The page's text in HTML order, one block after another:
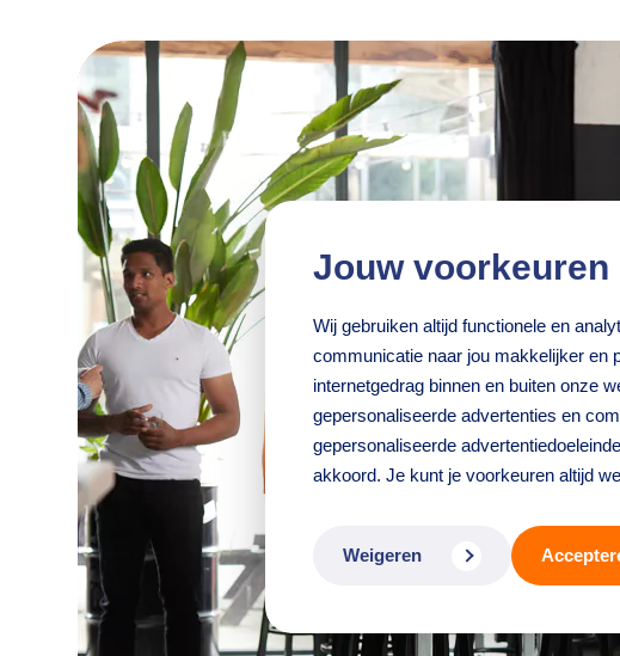
Jouw voorkeuren
Wij gebruiken altijd functionele en
communicatie naar jou makkelijker en
internetgedrag binnen en buiten onze
gepersonaliseerde advertenties en
gepersonaliseerde
akkoord. Je kunt je voorkeuren altijd
Weigeren